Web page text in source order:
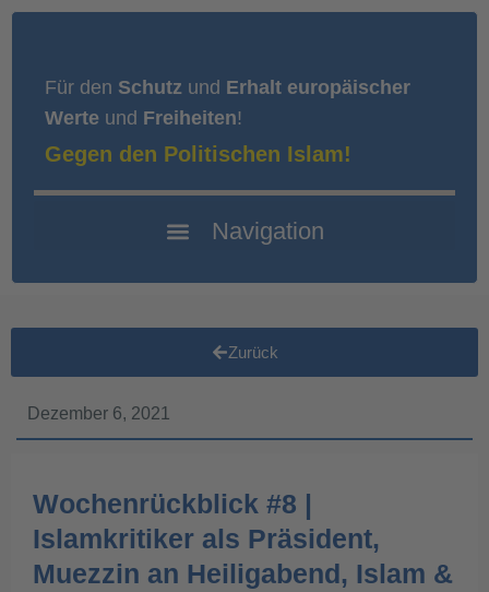
Für den Schutz und Erhalt europäischer
Werte und Freiheiten!
Gegen den Politischen Islam!
Zurück
Dezember 6, 2021
Wochenrückblick #8 |
Islamkritiker als Präsident,
Muezzin an Heiligabend, Islam &